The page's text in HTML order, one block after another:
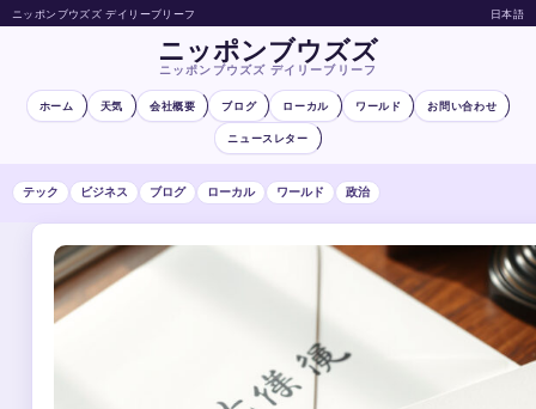
ニッポンブウズズ デイリーブリーフ 日本語
ニッポンブウズズ
ニッポンブウズズ デイリーブリーフ
ホーム 天気 会社概要 ブログ ローカル ワールド お問い合わせ
ニュースレター
テック ビジネス ブログ ローカル ワールド 政治